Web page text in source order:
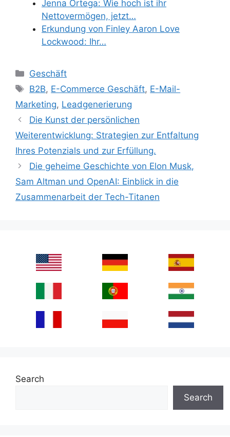
Jenna Ortega: Wie hoch ist ihr
Nettovermögen, jetzt…
Erkundung von Finley Aaron Love
Lockwood: Ihr…
Categories
Geschäft
Tags
B2B, E-Commerce Geschäft, E-Mail-
Marketing, Leadgenerierung
Die Kunst der persönlichen
Weiterentwicklung: Strategien zur Entfaltung
Ihres Potenzials und zur Erfüllung.
Die geheime Geschichte von Elon Musk,
Sam Altman und OpenAI: Einblick in die
Zusammenarbeit der Tech-Titanen
Search
Search